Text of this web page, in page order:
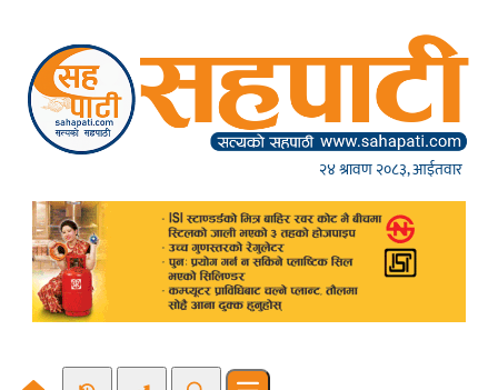
२४ श्रावण २०८३, आईतवार